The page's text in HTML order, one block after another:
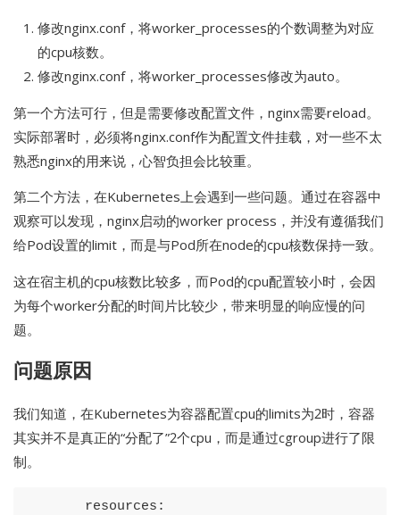
修改nginx.conf，将worker_processes的个数调整为对应
的cpu核数。
修改nginx.conf，将worker_processes修改为auto。
第一个方法可行，但是需要修改配置文件，nginx需要reload。
实际部署时，必须将nginx.conf作为配置文件挂载，对一些不太
熟悉nginx的用来说，心智负担会比较重。
第二个方法，在Kubernetes上会遇到一些问题。通过在容器中
观察可以发现，nginx启动的worker process，并没有遵循我们
给Pod设置的limit，而是与Pod所在node的cpu核数保持一致。
这在宿主机的cpu核数比较多，而Pod的cpu配置较小时，会因
为每个worker分配的时间片比较少，带来明显的响应慢的问
题。
问题原因
我们知道，在Kubernetes为容器配置cpu的limits为2时，容器
其实并不是真正的“分配了”2个cpu，而是通过cgroup进行了限
制。
resources :